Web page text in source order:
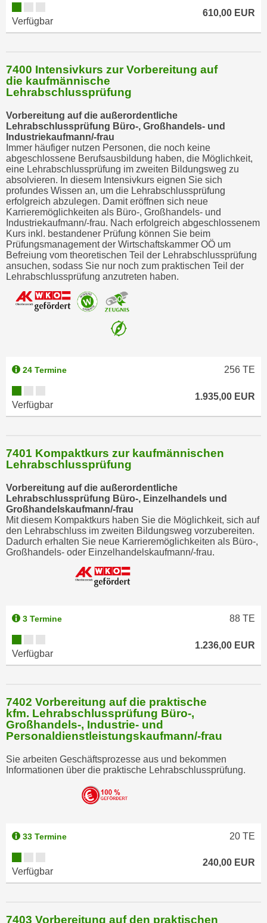
Verfügbar
610,00 EUR
7400 Intensivkurs zur Vorbereitung auf
die kaufmännische
Lehrabschlussprüfung
Vorbereitung auf die außerordentliche
Lehrabschlussprüfung Büro-, Großhandels- und
Industriekaufmann/-frau
Immer häufiger nutzen Personen, die noch keine
abgeschlossene Berufsausbildung haben, die Möglichkeit,
eine Lehrabschlussprüfung im zweiten Bildungsweg zu
absolvieren. In diesem Intensivkurs eignen Sie sich
profundes Wissen an, um die Lehrabschlussprüfung
erfolgreich abzulegen. Damit eröffnen sich neue
Karrieremöglichkeiten als Büro-, Großhandels- und
Industriekaufmann/-frau. Nach erfolgreich abgeschlossenem
Kurs inkl. bestandener Prüfung können Sie beim
Prüfungsmanagement der Wirtschaftskammer OÖ um
Befreiung vom theoretischen Teil der Lehrabschlussprüfung
ansuchen, sodass Sie nur noch zum praktischen Teil der
Lehrabschlussprüfung anzutreten haben.
24 Termine 256 TE
Verfügbar
1.935,00 EUR
7401 Kompaktkurs zur kaufmännischen
Lehrabschlussprüfung
Vorbereitung auf die außerordentliche
Lehrabschlussprüfung Büro-, Einzelhandels und
Großhandelskaufmann/-frau
Mit diesem Kompaktkurs haben Sie die Möglichkeit, sich auf
den Lehrabschluss im zweiten Bildungsweg vorzubereiten.
Dadurch erhalten Sie neue Karrieremöglichkeiten als Büro-,
Großhandels- oder Einzelhandelskaufmann/-frau.
3 Termine 88 TE
Verfügbar
1.236,00 EUR
7402 Vorbereitung auf die praktische
kfm. Lehrabschlussprüfung Büro-,
Großhandels-, Industrie- und
Personaldienstleistungskaufmann/-frau
Sie arbeiten Geschäftsprozesse aus und bekommen
Informationen über die praktische Lehrabschlussprüfung.
33 Termine 20 TE
Verfügbar
240,00 EUR
7403 Vorbereitung auf den praktischen